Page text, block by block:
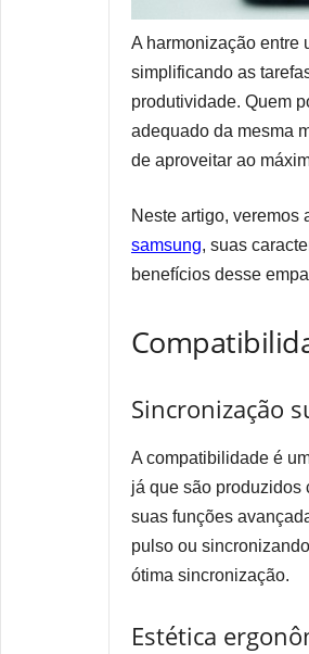
A harmonização entre
simplificando as
produtividade. Quem
adequado da mesma
de aproveitar ao
Neste artigo, veremos
samsung, suas
benefícios desse
Sincronização
A compatibilidade é
já que são produzidos
suas funções
pulso ou
ótima sincronização.
Estética